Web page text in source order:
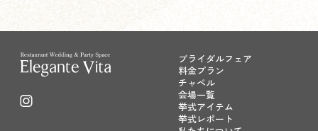
ブライダルフェア
料金プラン
チャペル
会場一覧
挙式アイテム
挙式レポート